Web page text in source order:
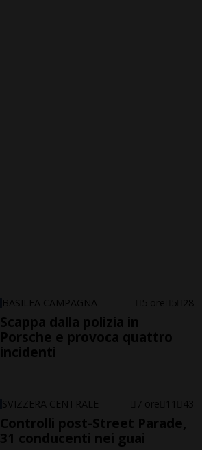
BASILEA CAMPAGNA 5 ore 5 28
Scappa dalla polizia in
Porsche e provoca quattro
incidenti
SVIZZERA CENTRALE 7 ore 11 43
Controlli post-Street Parade,
31 conducenti nei guai